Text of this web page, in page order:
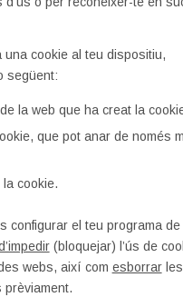
una cookie al teu dispositiu,
següent:
la web que ha creat la
que pot anar de només
cookie.
configurar el teu programa de
(bloquejar) l’ús de
webs, així com esborrarles
prèviament.